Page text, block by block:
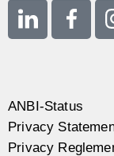
ANBI-Status
Privacy
Privacy